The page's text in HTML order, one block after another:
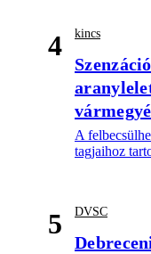
4 kincs
A
tagjaihoz
5 DVSC